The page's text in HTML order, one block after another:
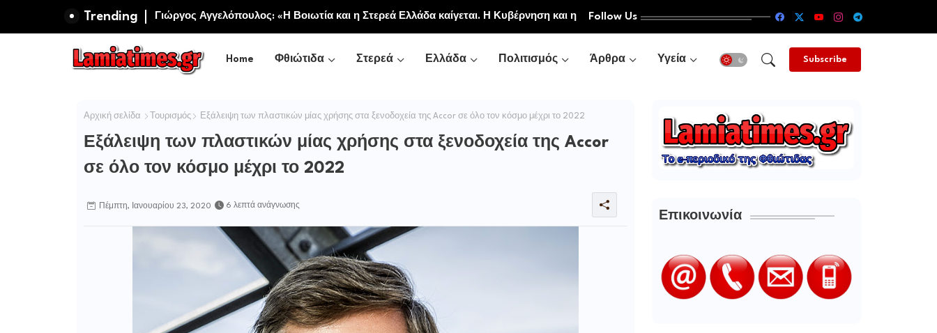
Trending Πανηγυρίζει η Ιερά Σταυροπηγιακή και Κοινοβιακή Μονή Μεταμορφώσεως του Follow Us
Home Φθιώτιδα Στερεά Ελλάδα Πολιτισμός Άρθρα Υγεία Subscribe
Αρχική σελίδα Τουρισμός Εξάλειψη των πλαστικών μίας χρήσης στα ξενοδοχεία της Accor σε όλο τον κόσμο μέχρι το 2022
Εξάλειψη των πλαστικών μίας χρήσης στα ξενοδοχεία της Accor
σε όλο τον κόσμο μέχρι το 2022
Πέμπτη, Ιανουαρίου 23, 2020 6 λεπτά ανάγνωσης
Επικοινωνία